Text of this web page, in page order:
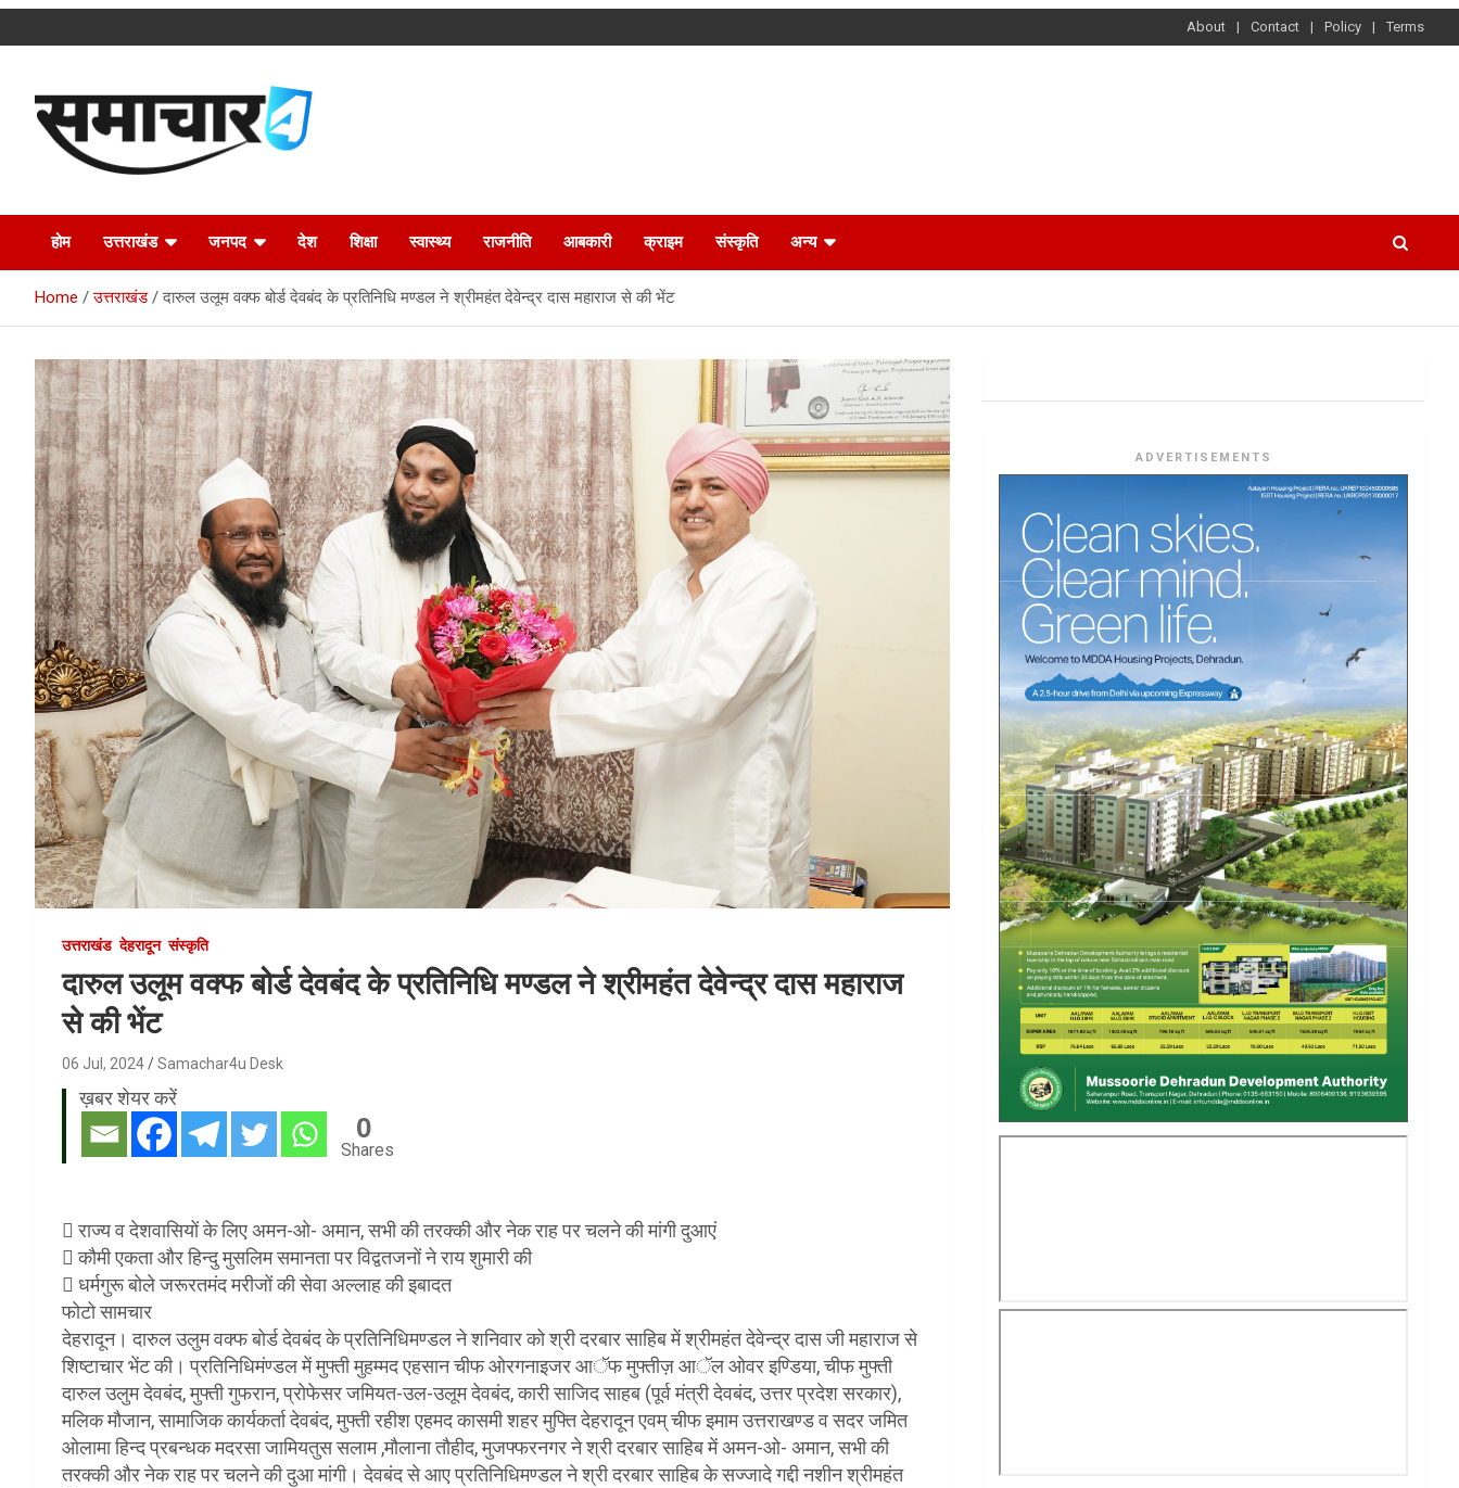
to
About Contact Policy Terms
Samachar4u
होम उत्तराखंड जनपद देश शिक्षा स्वास्थ्य राजनीति आबकारी क्राइम संस्कृति अन्य
Home उत्तराखंड दारुल उलूम वक्फ बोर्ड देवबंद के प्रतिनिधि मण्डल ने श्रीमहंत देवेन्द्र दास महाराज से की भेंट
उत्तराखंड देहरादून संस्कृति
दारुल उलूम वक्फ बोर्ड देवबंद के प्रतिनिधि मण्डल ने श्रीमहंत देवेन्द्र दास महाराज
से की भेंट
06 Jul, 2024 Samachar4u Desk
ख़बर शेयर करें
0
Shares
 राज्य व देशवासियों के लिए अमन-ओ- अमान, सभी की तरक्की और नेक राह पर चलने की मांगी दुआएं
 कौमी एकता और हिन्दु मुसलिम समानता पर विद्वतजनों ने राय शुमारी की
 धर्मगुरू बोले जरूरतमंद मरीजों की सेवा अल्लाह की इबादत
फोटो सामचार
देहरादून। दारुल उलुम वक्फ बोर्ड देवबंद के प्रतिनिधिमण्डल ने शनिवार को श्री दरबार साहिब में श्रीमहंत देवेन्द्र दास जी महाराज से
शिष्टाचार भेंट की। प्रतिनिधिमंण्डल में मुफ्ती मुहम्मद एहसान चीफ ओरगनाइजर आॅफ मुफ्तीज़ आॅल ओवर इण्डिया, चीफ मुफ्ती
दारुल उलुम देवबंद, मुफ्ती गुफरान, प्रोफेसर जमियत-उल-उलूम देवबंद, कारी साजिद साहब (पूर्व मंत्री देवबंद, उत्तर प्रदेश सरकार),
मलिक मौजान, सामाजिक कार्यकर्ता देवबंद, मुफ्ती रहीश एहमद कासमी शहर मुफ्ति देहरादून एवम् चीफ इमाम उत्तराखण्ड व सदर जमित
ओलामा हिन्द प्रबन्धक मदरसा जामियतुस सलाम ,मौलाना तौहीद, मुजफ्फरनगर ने श्री दरबार साहिब में अमन-ओ- अमान, सभी की
तरक्की और नेक राह पर चलने की दुआ मांगी। देवबंद से आए प्रतिनिधिमण्डल ने श्री दरबार साहिब के सज्जादे गद्दी नशीन श्रीमहंत
ADVERTISEMENTS